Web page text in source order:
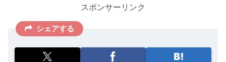
スポンサーリンク
シェアする